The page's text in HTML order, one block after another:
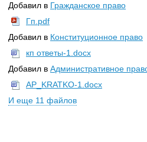
Добавил в Гражданское право
Гп.pdf
Добавил в Конституционное право
кп ответы-1.docx
Добавил в Административное
AP_KRATKO-1.docx
И еще 11 файлов